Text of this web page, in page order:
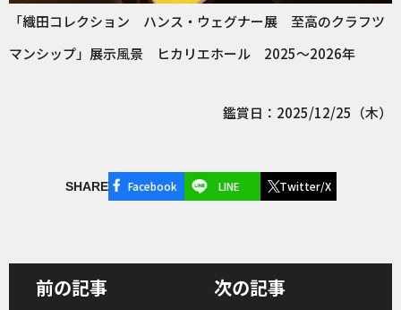
「織田コレクション ハンス・ウェグナー展 至高のクラフツ
マンシップ」展示風景 ヒカリエホール 2025～2026年
鑑賞日：2025/12/25（木）
SHARE Facebook LINE Twitter/X
前の記事 次の記事